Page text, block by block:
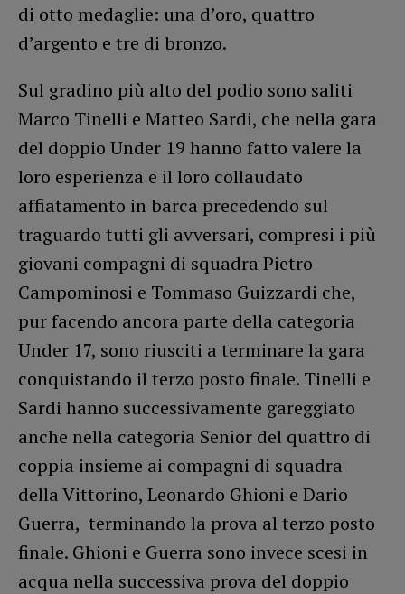
di otto medaglie: una d’oro, quattro
d’argento e tre di bronzo.
Sul gradino più alto del podio sono saliti
Marco Tinelli e Matteo Sardi, che nella gara
del doppio Under 19 hanno fatto valere la
loro esperienza e il loro collaudato
affiatamento in barca precedendo sul
traguardo tutti gli avversari, compresi i più
giovani compagni di squadra Pietro
Campominosi e Tommaso Guizzardi che,
pur facendo ancora parte della categoria
Under 17, sono riusciti a terminare la gara
conquistando il terzo posto finale. Tinelli e
Sardi hanno successivamente gareggiato
anche nella categoria Senior del quattro di
coppia insieme ai compagni di squadra
della Vittorino, Leonardo Ghioni e Dario
Guerra, terminando la prova al terzo posto
finale. Ghioni e Guerra sono invece scesi in
acqua nella successiva prova del doppio